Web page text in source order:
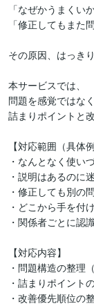
「なぜかうまくい
「修正してもまた
その原因、はっき
本サービスでは、
問題を感覚ではな
詰まりポイントと
【対応範囲（具体
・なんとなく使い
・説明はあるのに
・修正しても別の
・どこから手を付
・関係者ごとに認
【対応内容】
・問題構造の整理
・詰まりポイント
・改善優先順位の